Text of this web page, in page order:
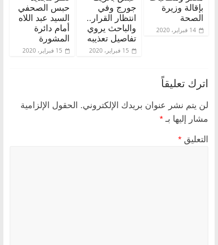
بإقالة وزيرة
الصحة
14 فبراير، 2020
جورج وفي
انتظار القرار..
والباحث يروي
تفاصيل تعذيبه
15 فبراير، 2020
حبس الصحفي
السيد عبد اللاه
أمام دائرة
المشورة
15 فبراير، 2020
اترك تعليقاً
لن يتم نشر عنوان بريدك الإلكتروني. الحقول الإلزامية
مشار إليها بـ *
التعليق *